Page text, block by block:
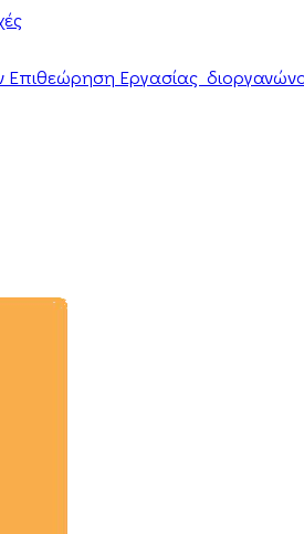
Επιθεώρηση Εργασίας